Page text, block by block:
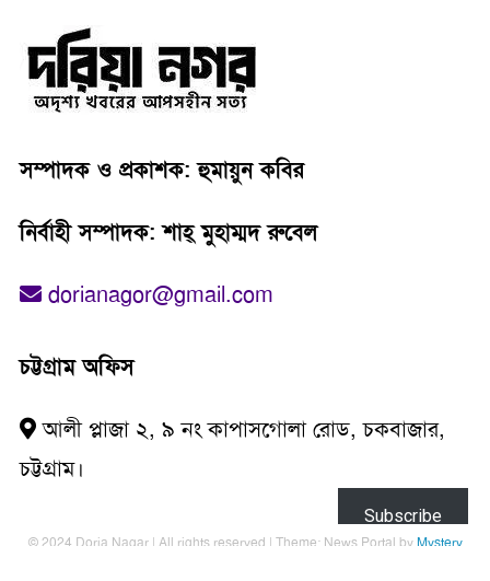
সম্পাদক ও প্রকাশক: হুমায়ুন কবির
নির্বাহী সম্পাদক: শাহ্‌ মুহাম্মদ রুবেল
dorianagor@gmail.com
চট্টগ্রাম অফিস
আলী প্লাজা ২, ৯ নং কাপাসগোলা রোড, চকবাজার,
চট্টগ্রাম।
© 2024 Doria Nagar | All rights reserved | Theme: News Portal by Mystery
Subscribe